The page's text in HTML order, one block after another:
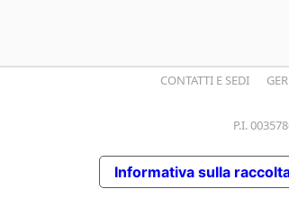
CONTATTI E SEDI
P.I.
Informativa sulla